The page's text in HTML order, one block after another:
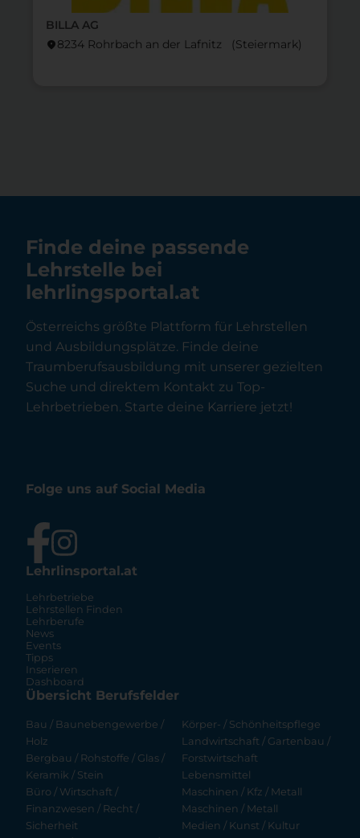
BILLA AG
location_on8234 Rohrbach an der Lafnitz (Steier­mark)
Finde deine passende
Lehrstelle bei
lehrlingsportal.at
Österreichs größte Plattform für Lehrstellen
und Ausbildungsplätze. Finde deine
Traumberufsausbildung mit unserer gezielten
Suche und direktem Kontakt zu Top-
Lehrbetrieben. Starte deine Karriere jetzt!
Folge uns auf Social Media
Lehrlinsportal.at
Lehrbetriebe
Lehrstellen Finden
Lehrberufe
News
Events
Tipps
Inserieren
Dashboard
Übersicht Berufsfelder
Bau / Baunebengewerbe /
Holz
Bergbau / Rohstoffe / Glas /
Keramik / Stein
Büro / Wirtschaft /
Finanzwesen / Recht /
Sicherheit
Körper- / Schönheitspflege
Landwirtschaft / Gartenbau /
Forstwirtschaft
Lebensmittel
Maschinen / Kfz / Metall
Maschinen / Metall
Medien / Kunst / Kultur